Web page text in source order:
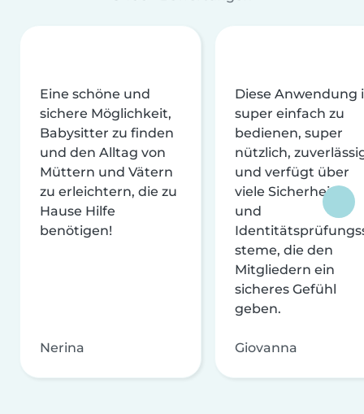
Eine schöne und
sichere Möglichkeit,
Babysitter zu finden
und den Alltag von
Müttern und Vätern
zu erleichtern, die zu
Hause Hilfe
benötigen!
Nerina
Diese Anwendung
super einfach zu
bedienen, super
nützlich,
und verfügt über
viele Sicherheits-
und
steme, die den
Mitgliedern ein
sicheres Gefühl
geben.
Giovanna